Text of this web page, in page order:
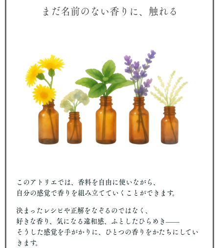
まだ名前のない香りに、触れる
このアトリエでは、香料を自由に使いながら、
自分の感覚で香りを組み立てていくことができます。
決まったレシピや正解をなぞるのではなく、
好きな香り、気になる違和感、ふとしたひらめき——
そうした感覚を手がかりに、ひとつの香りをかたちにしてい
きます。